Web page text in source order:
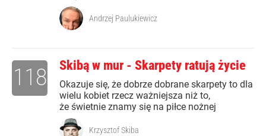
Andrzej Paulukiewicz
Skibą w mur - Skarpety ratują życie
Okazuje się, że dobrze dobrane skarpety to dla
wielu kobiet rzecz ważniejsza niż to,
że świetnie znamy się na piłce nożnej
118
Krzysztof Skiba